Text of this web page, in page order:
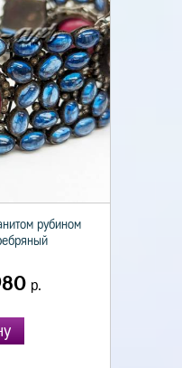
рубином
р.